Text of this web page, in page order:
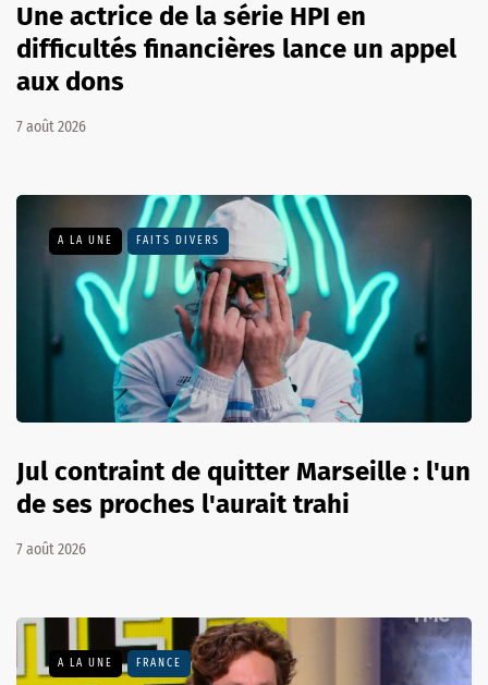
Une actrice de la série HPI en
difficultés financières lance un appel
aux dons
7 août 2026
A LA UNE FAITS DIVERS
Jul contraint de quitter Marseille : l'un
de ses proches l'aurait trahi
7 août 2026
A LA UNE FRANCE